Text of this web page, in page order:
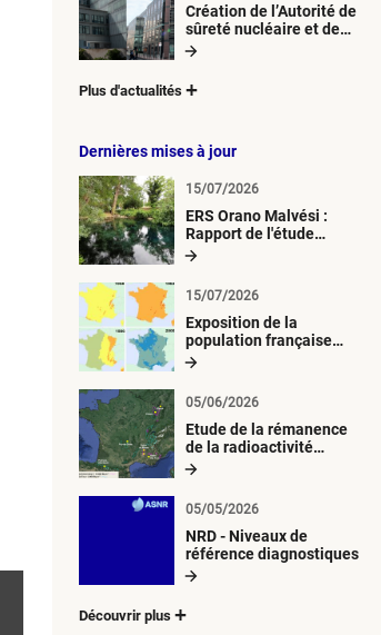
Création de l’Autorité de
sûreté nucléaire et de
radioprotection (ASNR)
Plus d'actualités
Dernières mises à jour
ERS Orano Malvési :
Rapport de l'étude
radiologique du milieu
15/07/2026
Exposition de la
population française
métropolitaine aux
atmosphériques
radioactives depuis 1945
15/07/2026
Etude de la rémanence
de la radioactivité
d’origine artificielle
05/06/2026
NRD - Niveaux de
référence diagnostiques
05/05/2026
Découvrir plus